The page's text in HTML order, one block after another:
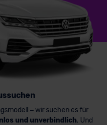
– wir suchen es für
und unverbindlich. Und